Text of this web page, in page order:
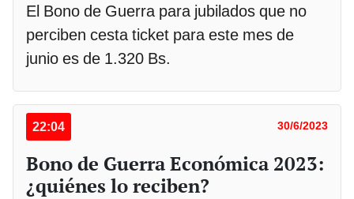
El Bono de Guerra para jubilados que no
perciben cesta ticket para este mes de
junio es de 1.320 Bs.
22:04 30/6/2023
Bono de Guerra Económica 2023:
¿quiénes lo reciben?